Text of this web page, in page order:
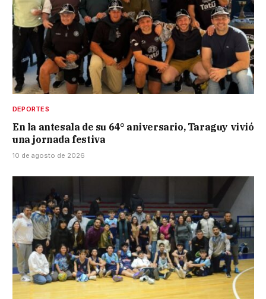
DEPORTES
En la antesala de su 64° aniversario, Taraguy vivió
una jornada festiva
10 de agosto de 2026